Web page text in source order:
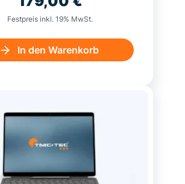
Festpreis inkl. 19% MwSt.
In den Warenkorb